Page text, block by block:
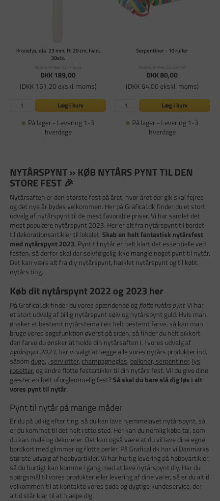
Kronelys, dia. 23 mm, H: 20 cm, hvid,
30stk.
Varenummer: CC-73632
DKK 189,00
(DKK 151,20 ekskl. moms)
Læg i kurv
På lager - Levering 1-3
hverdage
Serpentiner - 10 ruller
Varenummer: CC-59110
DKK 80,00
(DKK 64,00 ekskl. moms)
Læg i kurv
På lager - Levering 1-3
hverdage
NYTÅRSPYNT » KØB NYTÅRS PYNT TIL DEN
STORE FEST 🎉
Nytårsaften er den største fest på året, hvor året der gik skal fejres
og det nye år bydes velkommen. Her på Grafical.dk finder du et stort
udvalg af nytårspynt til de mest favorable priser. Vi har samlet det
mest populære nytårspynt 2023. Her er alt fra nytårspynt til bordet
til dekorationsartikler til lokalet.Skab en helt fantastisk nytårsfest
med nytårspynt 2023. Pynt til nytår er helt klart det essentielle ved
festen, så derfor skal der selvfølgelig ikke mangle noget pynt til nytår.
Det kan være alt fra diy nytårspynt, hæklet nytårspynt og til købt
nytårs ting.
Køb dit nytårspynt 2022 og 2023 her
På Grafical.dk finder du vores spændende ogflotte nytårs pynt. Vi har
et stort udvalg af billig nytårspynt sølv og nytårspynt guld. Hvis man
ønsker et bestemt nytårstema i en helt bestemt farve, så kan man
bruge vores søgefunktion øverst på siden, så finder du helt sikkert
den farve du ønsker at holde din nytårsaften i. I vores udvalg af
nytårspynt 2023, har vi valgt at lægge alle vores nytårs produkter ind,
såsom duge, , servietter, champagneglas, balloner, serpentiner, lys
rosetter, og andre flotte festartikler til din nytårs fest. Vil du give dine
gæster en helt uforglemmelig fest?Så skal du bare slå dig løs i alt
vores pynt til nytår.
Pynt til nytår på mange måder
Er du på udkig efter ting, så du kan lave hjemmelavet nytårspynt, så
er du kommet til det helt rette sted. Her kan du nemlig købe tal, som
du kan male og dekorerer. Det kan også være at du vil lave dine egne
bordkort med glimmer og flotte perler. På Grafical.dk har vi Danmarks
største udvalg af hobbyartikler. Vi har hurtig levering på hobbyartikler,
så du hurtigt kan komme i gang med at lave nytårspynt diy. Har du
spørgsmål til vores produkter eller levering af dine varer, så er du altid
velkommen til at kontakte vores søde og dygtige kundeservice, der
altid står klar til at hjælpe dig.